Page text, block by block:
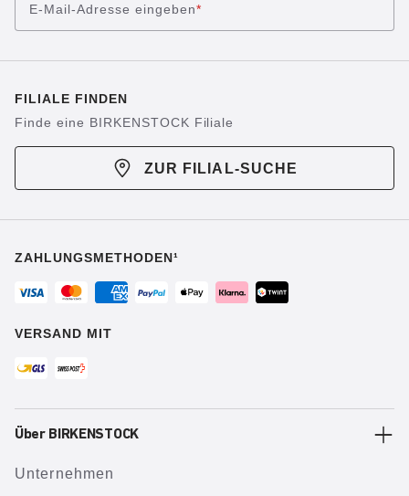
E-Mail-Adresse eingeben*
FILIALE FINDEN
Finde eine BIRKENSTOCK Filiale
ZUR FILIAL-SUCHE
ZAHLUNGSMETHODEN¹
VERSAND MIT
Über BIRKENSTOCK
Unternehmen